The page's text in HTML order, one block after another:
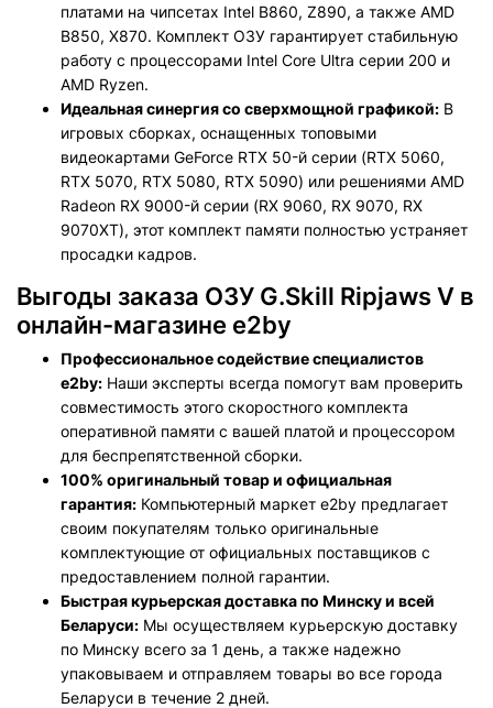
платами на чипсетах Intel B860, Z890, а также AMD
B850, X870. Комплект ОЗУ гарантирует стабильную
работу с процессорами Intel Core Ultra серии 200 и
AMD Ryzen.
Идеальная синергия со сверхмощной графикой: В
игровых сборках, оснащенных топовыми
видеокартами GeForce RTX 50-й серии (RTX 5060,
RTX 5070, RTX 5080, RTX 5090) или решениями AMD
Radeon RX 9000-й серии (RX 9060, RX 9070, RX
9070XT), этот комплект памяти полностью устраняет
просадки кадров.
Выгоды заказа ОЗУ G.Skill Ripjaws V в
онлайн-магазине e2by
Профессиональное содействие специалистов
e2by: Наши эксперты всегда помогут вам проверить
совместимость этого скоростного комплекта
оперативной памяти с вашей платой и процессором
для беспрепятственной сборки.
100% оригинальный товар и официальная
гарантия: Компьютерный маркет e2by предлагает
своим покупателям только оригинальные
комплектующие от официальных поставщиков с
предоставлением полной гарантии.
Быстрая курьерская доставка по Минску и всей
Беларуси: Мы осуществляем курьерскую доставку
по Минску всего за 1 день, а также надежно
упаковываем и отправляем товары во все города
Беларуси в течение 2 дней.